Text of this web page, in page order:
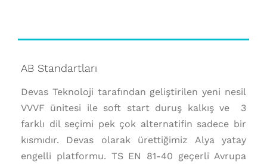
AB Standartları
Devas Teknoloji tarafından geliştirilen yeni nesil
VVVF ünitesi ile soft start duruş kalkış ve 3
farklı dil seçimi pek çok alternatifin sadece bir
kısmıdır. Devas olarak ürettiğimiz Alya yatay
engelli platformu. TS EN 81-40 geçerli Avrupa